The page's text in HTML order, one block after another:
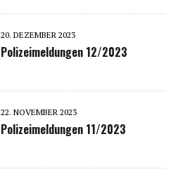
20. DEZEMBER 2023
Polizeimeldungen 12/2023
22. NOVEMBER 2023
Polizeimeldungen 11/2023